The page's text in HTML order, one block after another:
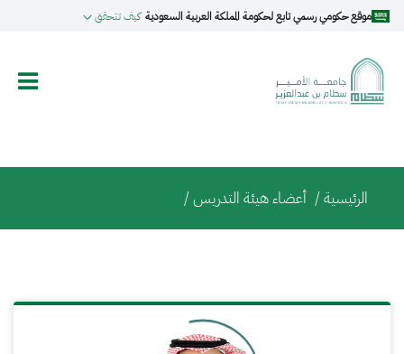
تجاوز
الرئيسي
موقع حكومي رسمي تابع لحكومة المملكة العربية السعودية كيف تتحقق
Breadcrumb
الرئيسية/ أعضاء هيئة التدريس /